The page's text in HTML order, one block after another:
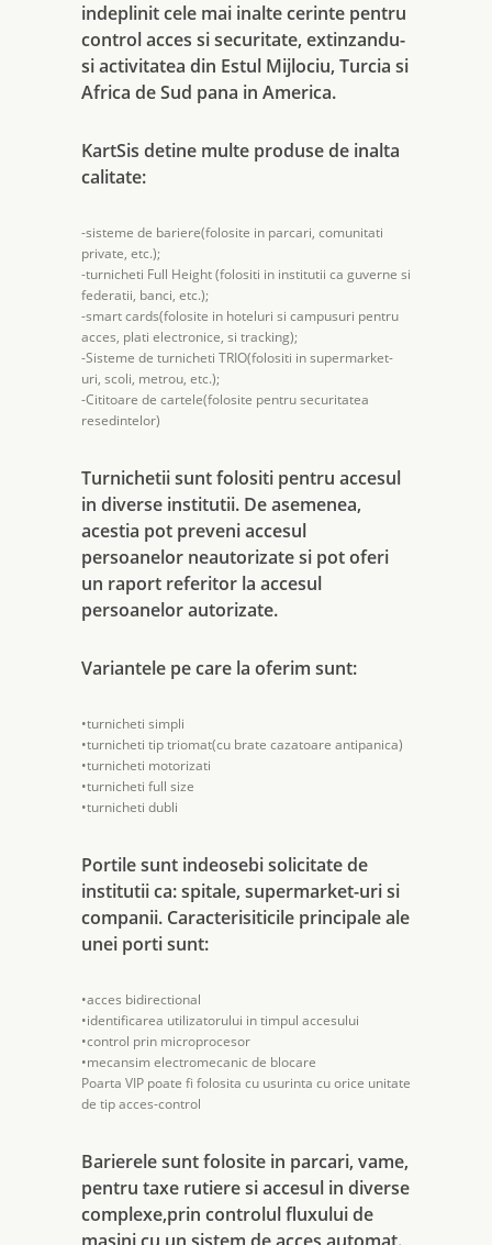
indeplinit cele mai inalte cerinte pentru
control acces si securitate, extinzandu-
si activitatea din Estul Mijlociu, Turcia si
Africa de Sud pana in America.
KartSis detine multe produse de inalta
calitate:
-sisteme de bariere(folosite in parcari, comunitati
private, etc.);
-turnicheti Full Height (folositi in institutii ca guverne si
federatii, banci, etc.);
-smart cards(folosite in hoteluri si campusuri pentru
acces, plati electronice, si tracking);
-Sisteme de turnicheti TRIO(folositi in supermarket-
uri, scoli, metrou, etc.);
-Cititoare de cartele(folosite pentru securitatea
resedintelor)
Turnichetii sunt folositi pentru accesul
in diverse institutii. De asemenea,
acestia pot preveni accesul
persoanelor neautorizate si pot oferi
un raport referitor la accesul
persoanelor autorizate.
Variantele pe care la oferim sunt:
•turnicheti simpli
•turnicheti tip triomat(cu brate cazatoare antipanica)
•turnicheti motorizati
•turnicheti full size
•turnicheti dubli
Portile sunt indeosebi solicitate de
institutii ca: spitale, supermarket-uri si
companii. Caracterisiticile principale ale
unei porti sunt:
•acces bidirectional
•identificarea utilizatorului in timpul accesului
•control prin microprocesor
•mecansim electromecanic de blocare
Poarta VIP poate fi folosita cu usurinta cu orice unitate
de tip acces-control
Barierele sunt folosite in parcari, vame,
pentru taxe rutiere si accesul in diverse
complexe,prin controlul fluxului de